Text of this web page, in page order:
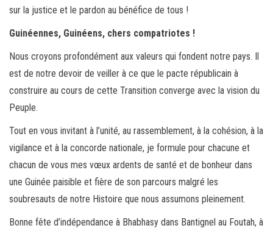
sur la justice et le pardon au bénéfice de tous !
Guinéennes, Guinéens, chers compatriotes !
Nous croyons profondément aux valeurs qui fondent notre pays. Il
est de notre devoir de veiller à ce que le pacte républicain à
construire au cours de cette Transition converge avec la vision du
Peuple.
Tout en vous invitant à l’unité, au rassemblement, à la cohésion, à la
vigilance et à la concorde nationale, je formule pour chacune et
chacun de vous mes vœux ardents de santé et de bonheur dans
une Guinée paisible et fière de son parcours malgré les
soubresauts de notre Histoire que nous assumons pleinement.
Bonne fête d’indépendance à Bhabhasy dans Bantignel au Foutah, à